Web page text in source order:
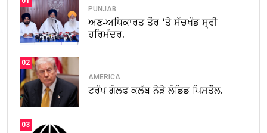
PUNJAB
ਅਣ-ਅਧਿਕਾਰਤ ਤੌਰ ‘ਤੇ ਸੱਚਖੰਡ ਸ੍ਰੀ
ਹਰਿਮੰਦਰ.
02
AMERICA
ਟਰੰਪ ਗੋਲਫ ਕਲੱਬ ਨੇੜੇ ਲੋਡਿਡ ਪਿਸਤੌਲ.
03